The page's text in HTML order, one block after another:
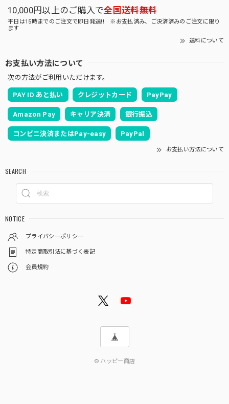
10,000円以上のご購入で全国送料無料
平日は15時までのご注文で即日発送!! ※お支払済み、ご決済済みのご注文に限り
ます
送料について
お支払い方法について
次の方法がご利用いただけます。
PAY ID あと払い クレジットカード PayPay
Amazon Pay キャリア決済 銀行振込
コンビニ決済またはPay-easy PayPal
お支払い方法について
SEARCH
NOTICE
プライバシーポリシー
特定商取引法に基づく表記
会員規約
© ハッピー商店